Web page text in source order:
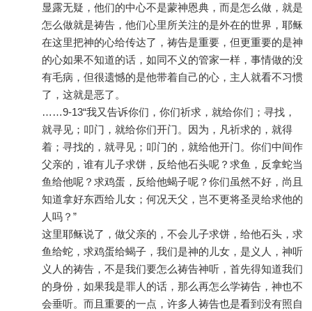
显露无疑，他们的中心不是蒙神恩典，而是怎么做，就是
怎么做就是祷告，他们心里所关注的是外在的世界，耶稣
在这里把神的心给传达了，祷告是重要，但更重要的是神
的心如果不知道的话，如同不义的管家一样，事情做的没
有毛病，但很遗憾的是他带着自己的心，主人就看不习惯
了，这就是恶了。
……9-13“我又告诉你们，你们祈求，就给你们；寻找，
就寻见；叩门，就给你们开门。因为，凡祈求的，就得
着；寻找的，就寻见；叩门的，就给他开门。你们中间作
父亲的，谁有儿子求饼，反给他石头呢？求鱼，反拿蛇当
鱼给他呢？求鸡蛋，反给他蝎子呢？你们虽然不好，尚且
知道拿好东西给儿女；何况天父，岂不更将圣灵给求他的
人吗？”
这里耶稣说了，做父亲的，不会儿子求饼，给他石头，求
鱼给蛇，求鸡蛋给蝎子，我们是神的儿女，是义人，神听
义人的祷告，不是我们要怎么祷告神听，首先得知道我们
的身份，如果我是罪人的话，那么再怎么学祷告，神也不
会垂听。而且重要的一点，许多人祷告也是看到没有照自